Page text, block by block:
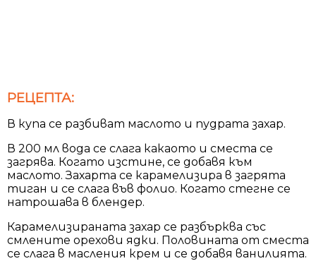
РЕЦЕПТА:
В купа се разбиват маслото и пудрата захар.
В 200 мл вода се слага какаото и сместа се
загрява. Когато изстине, се добавя към
маслото. Захарта се карамелизира в загрята
тиган и се слага във фолио. Когато стегне се
натрошава в блендер.
Карамелизираната захар се разбърква със
смлените орехови ядки. Половината от сместа
се слага в масления крем и се добавя ванилията.